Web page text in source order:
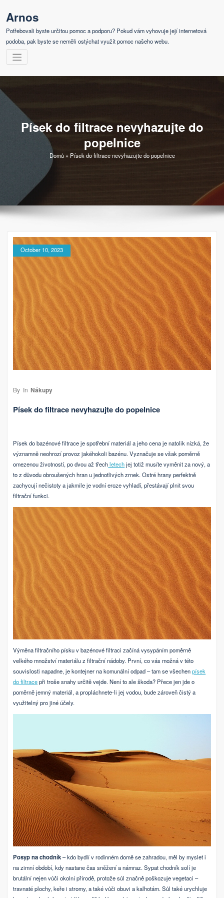
content
Arnos
Potřebovali byste určitou pomoc a podporu? Pokud vám vyhovuje její internetová
podoba, pak byste se neměli ostýchat využít pomoc našeho webu.
Písek do filtrace nevyhazujte do
popelnice
Domů» Písek do filtrace nevyhazujte do popelnice
October 10, 2023
By In Nákupy
Písek do filtrace nevyhazujte do popelnice
Písek do bazénové filtrace je spotřební materiál a jeho cena je natolik nízká, že
významně neohrozí provoz jakéhokoli bazénu. Vyznačuje se však poměrně
omezenou životností, po dvou až třechletechjej totiž musíte vyměnit za nový, a
to z důvodu obroušených hran u jednotlivých zrnek. Ostré hrany perfektně
zachycují nečistoty a jakmile je vodní eroze vyhladí, přestávají plnit svou
filtrační funkci.
Výměna filtračního písku v bazénové filtraci začíná vysypáním poměrně
velkého množství materiálu z filtrační nádoby. První, co vás možná v této
souvislosti napadne, je kontejner na komunální odpad – tam se všechenpísek
do filtracepři troše snahy určitě vejde. Není to ale škoda? Přece jen jde o
poměrně jemný materiál, a propláchnete-li jej vodou, bude zároveň čistý a
využitelný pro jiné účely.
Posyp na chodník– kdo bydlí v rodinném domě se zahradou, měl by myslet i
na zimní období, kdy nastane čas sněžení a námraz. Sypat chodník solí je
brutální nejen vůči okolní přírodě, protože sůl značně poškozuje vegetaci –
travnaté plochy, keře i stromy, a také vůči obuvi a kalhotám. Sůl také urychluje